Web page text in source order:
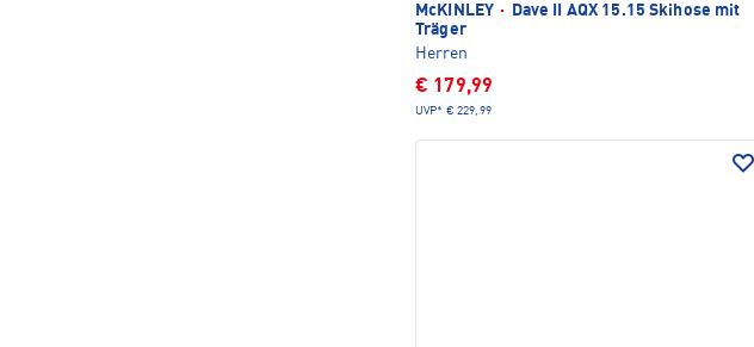
McKINLEY ·
Dave II AQX 15.15 Skihose mit
Träger
Herren
€ 179,99
UVP* € 229,99